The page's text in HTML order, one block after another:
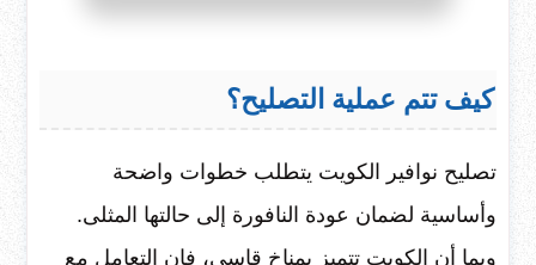
كيف تتم عملية التصليح؟
تصليح نوافير الكويت يتطلب خطوات واضحة
وأساسية لضمان عودة النافورة إلى حالتها المثلى.
وبما أن الكويت تتميز بمناخ قاسي، فإن التعامل مع